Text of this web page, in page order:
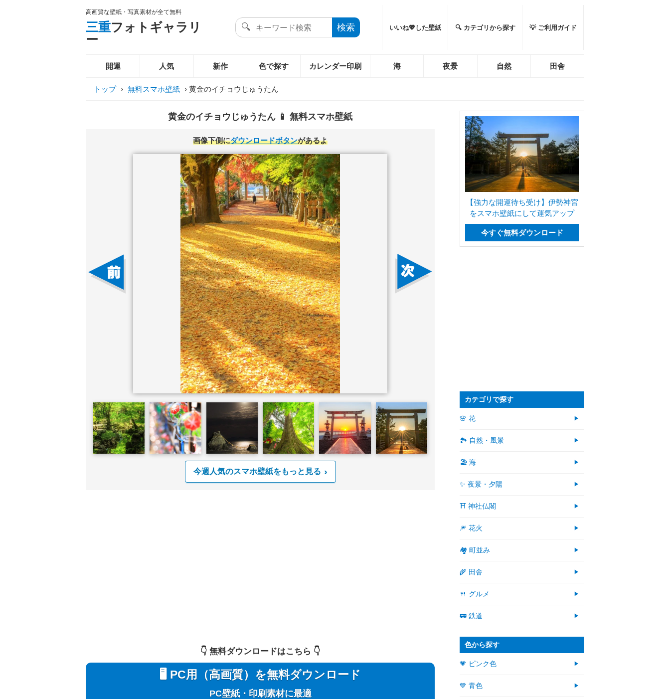
高画質な壁紙・写真素材が全て無料
三重フォトギャラリ
ー
いいね💖した壁紙 🔍 カテゴリから探す 💡 ご利用ガイド
開運 人気 新作 色で探す カレンダー印刷 海 夜景 自然 田舎
トップ › 無料スマホ壁紙 › 黄金のイチョウじゅうたん
黄金のイチョウじゅうたん 📱 無料スマホ壁紙
画像下側にダウンロードボタンがあるよ
今週人気のスマホ壁紙をもっと見る
👇️ 無料ダウンロードはこちら 👇️
🖥️ PC用（高画質）を無料ダウンロード
PC壁紙・印刷素材に最適
【強力な開運待ち受け】伊勢神宮
をスマホ壁紙にして運気アップ
今すぐ無料ダウンロード
カテゴリで探す
🌸 花
🏞️ 自然・風景
🏖 海
✨ 夜景・夕陽
⛩ 神社仏閣
🎆 花火
🏘 町並み
🌾 田舎
🍴 グルメ
🚃 鉄道
色から探す
💗 ピンク色
💙 青色